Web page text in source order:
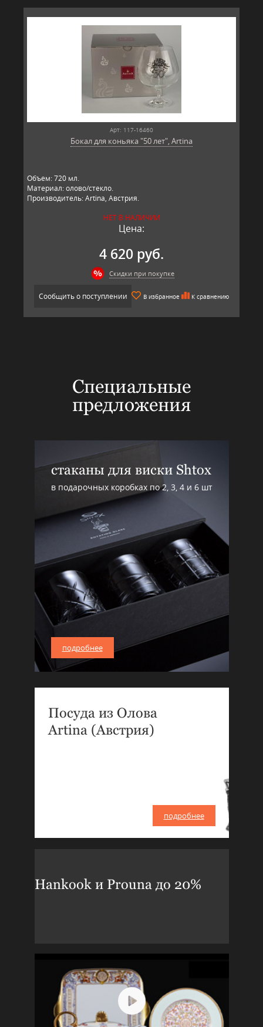
Арт: 117-16460
Бокал для коньяка "50 лет", Artina
Объем: 720 мл.
Материал: олово/стекло.
Производитель: Artina, Австрия.
НЕТ В НАЛИЧИИ
Цена:
4 620 руб.
Скидки при покупке
Сообщить о поступлении В избранное К сравнению
Специальные
предложения
стаканы для виски Shtox
в подарочных коробках по 2, 3, 4 и 6 шт
подробнее
Посуда из Олова
Artina (Австрия)
подробнее
Hankook и Prouna до 20%